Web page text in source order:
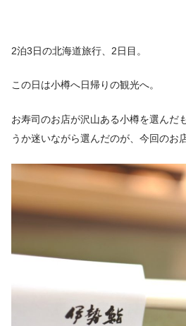
2泊3日の北海道旅行、2日目。
この日は小樽へ日帰りの観光へ。
お寿司のお店が沢山ある小樽を選んだ
うか迷いながら選んだのが、今回のお店